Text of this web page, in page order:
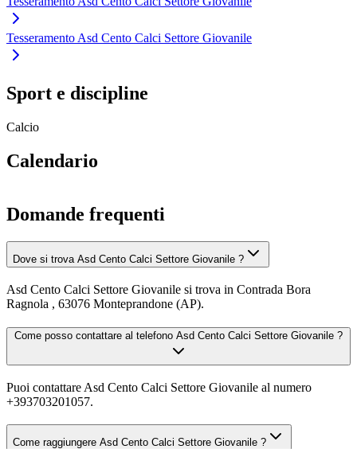
Tesseramento Asd Cento Calci Settore Giovanile
Sport e discipline
Calcio
Calendario
Domande frequenti
Dove si trova Asd Cento Calci Settore Giovanile ?
Asd Cento Calci Settore Giovanile si trova in Contrada Bora
Ragnola , 63076 Monteprandone (AP).
Come posso contattare al telefono Asd Cento Calci Settore Giovanile ?
Puoi contattare Asd Cento Calci Settore Giovanile al numero
+393703201057.
Come raggiungere Asd Cento Calci Settore Giovanile ?